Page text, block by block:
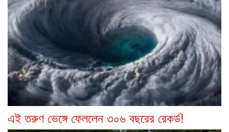
এই তরুণ ভেঙ্গে ফেললেন ৩০৬ বছরের রেকর্ড!